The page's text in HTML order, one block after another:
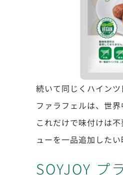
続いて同じくハイン
ファラフェルは、世
これだけで味付けは
ューを一品追加したい
SOYJOY